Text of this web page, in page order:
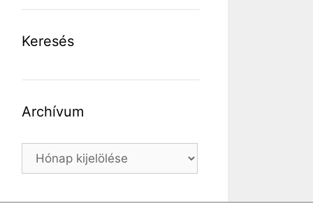
Keresés
Archívum
Archívum